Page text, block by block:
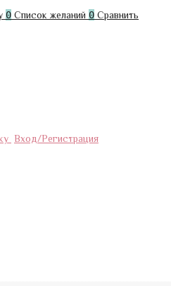
0 Список желаний 0 Сравнить
Вход/Регистрация